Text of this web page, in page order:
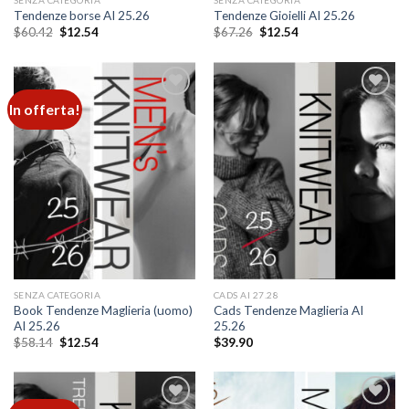
Tendenze borse AI 25.26
$60.42 Il
$60.42.
$12.54Il
è:
$12.54.
Tendenze Gioielli AI 25.26
$67.26 Il
era:
$12.54Il
è:
In offerta!
Add to
wishlist
SENZA CATEGORIA
Book Tendenze Maglieria (uomo)
AI 25.26
$58.14 Il
era:
$58.14.
$12.54Il
Add to
wishlist
CADS AI 27.28
Cads Tendenze Maglieria AI
25.26
$39.90